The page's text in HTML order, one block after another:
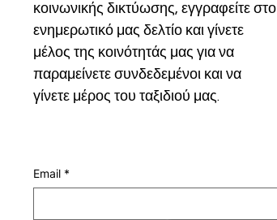
κοινωνικής δικτύωσης, εγγραφείτε στο
ενημερωτικό μας δελτίο και γίνετε
μέλος της κοινότητάς μας για να
παραμείνετε συνδεδεμένοι και να
γίνετε μέρος του ταξιδιού μας.
Email *